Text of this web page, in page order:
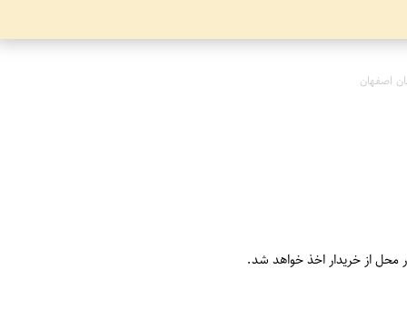
اصفهان
محل از خریدار اخذ خواهد شد.